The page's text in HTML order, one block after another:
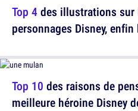
Top 10 des raisons de
meilleure héroine Disney
Top 4des illustrations sur
personnages Disney,